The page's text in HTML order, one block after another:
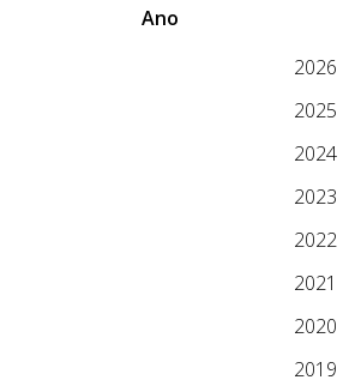
Ano
2026
2025
2024
2023
2022
2021
2020
2019